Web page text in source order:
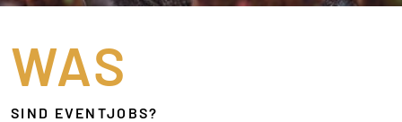
WAS
SIND EVENTJOBS?